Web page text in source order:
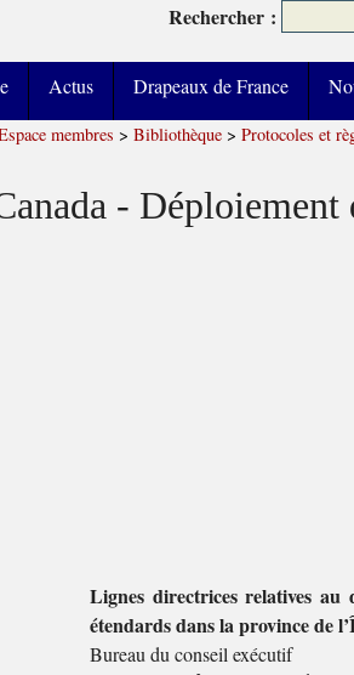
Rechercher :
Actus Drapeaux de France
membres > Bibliothèque > Protocoles et
-
Lignes directrices relatives
étendards dans la province de
Bureau du conseil exécutif